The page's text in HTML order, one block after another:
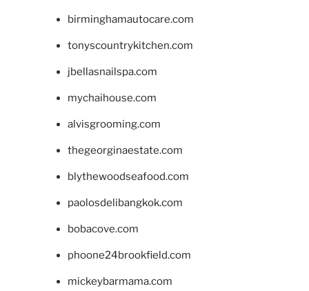
birminghamautocare.com
tonyscountrykitchen.com
jbellasnailspa.com
mychaihouse.com
alvisgrooming.com
thegeorginaestate.com
blythewoodseafood.com
paolosdelibangkok.com
bobacove.com
phoone24brookfield.com
mickeybarmama.com